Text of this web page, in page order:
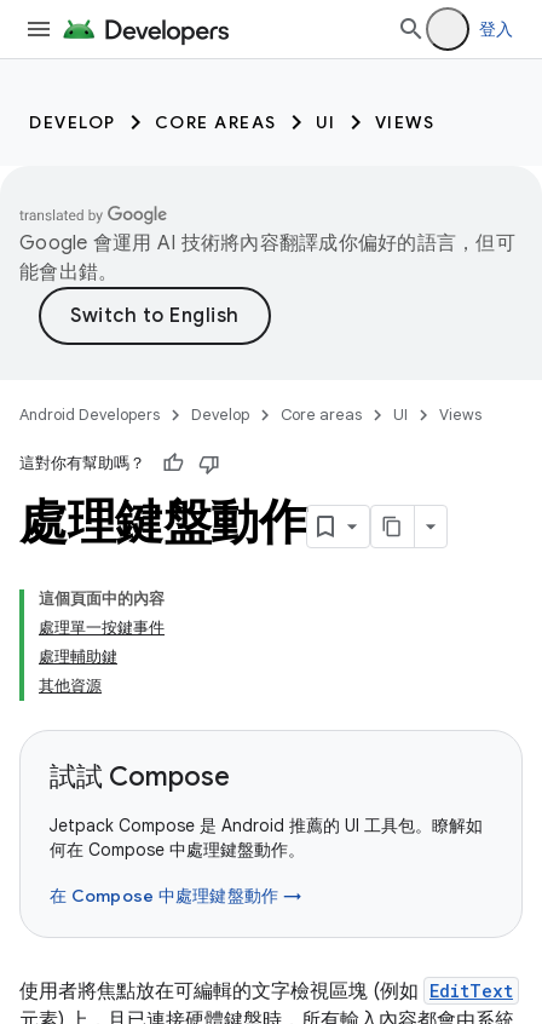
登入
DEVELOP CORE AREAS UI VIEWS
Google 會運用 AI 技術將內容翻譯成你偏好的語言，但可
能會出錯。
Android Developers Develop Core areas UI Views
這對你有幫助嗎？
處理鍵盤動作
這個頁面中的內容
處理單一按鍵事件
處理輔助鍵
其他資源
試試 Compose
Jetpack Compose 是 Android 推薦的 UI 工具包。瞭解如
何在 Compose 中處理鍵盤動作。
在 Compose 中處理鍵盤動作 →
使用者將焦點放在可編輯的文字檢視區塊 (例如 EditText